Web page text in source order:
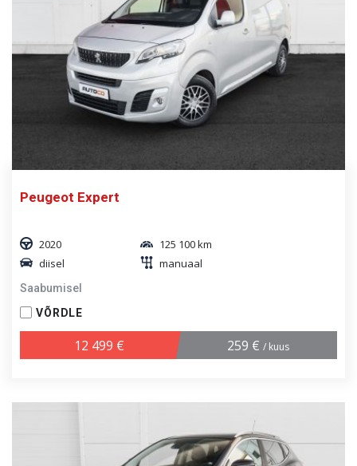
Peugeot Expert
2020
125 100 km
diisel
manuaal
Saabumisel
VÕRDLE
12 499 € 259 € / kuus